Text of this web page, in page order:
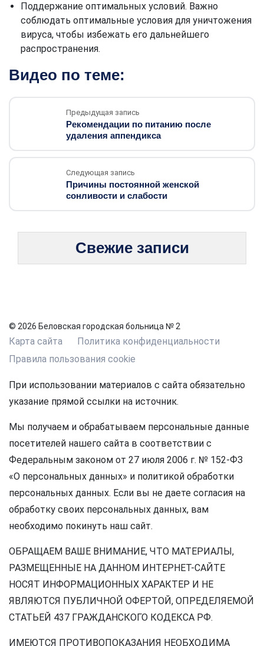
Поддержание оптимальных условий. Важно
соблюдать оптимальные условия для уничтожения
вируса, чтобы избежать его дальнейшего
распространения.
Видео по теме:
Предыдущая запись
Рекомендации по питанию после
удаления аппендикса
Следующая запись
Причины постоянной женской
сонливости и слабости
Свежие записи
© 2026 Беловская городская больница № 2
Карта сайта
Политика конфиденциальности
Правила пользования cookie
При использовании материалов с сайта обязательно
указание прямой ссылки на источник.
Мы получаем и обрабатываем персональные данные
посетителей нашего сайта в соответствии с
Федеральным законом от 27 июля 2006 г. № 152-ФЗ
«О персональных данных» и политикой обработки
персональных данных. Если вы не даете согласия на
обработку своих персональных данных, вам
необходимо покинуть наш сайт.
ОБРАЩАЕМ ВАШЕ ВНИМАНИЕ, ЧТО МАТЕРИАЛЫ,
РАЗМЕЩЕННЫЕ НА ДАННОМ ИНТЕРНЕТ-САЙТЕ
НОСЯТ ИНФОРМАЦИОННЫХ ХАРАКТЕР И НЕ
ЯВЛЯЮТСЯ ПУБЛИЧНОЙ ОФЕРТОЙ, ОПРЕДЕЛЯЕМОЙ
СТАТЬЕЙ 437 ГРАЖДАНСКОГО КОДЕКСА РФ.
ИМЕЮТСЯ ПРОТИВОПОКАЗАНИЯ НЕОБХОДИМА